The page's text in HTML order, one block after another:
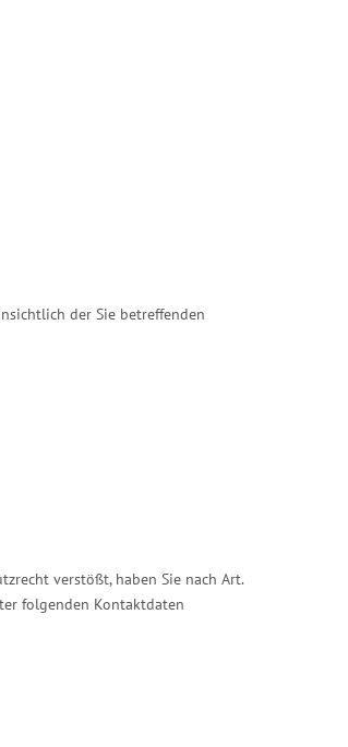
der Sie betreffenden
verstößt, haben Sie nach Art.
folgenden Kontaktdaten